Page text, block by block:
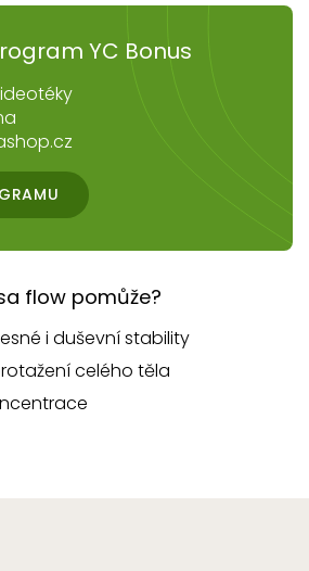
YC Bonus
flow pomůže?
i duševní stability
celého těla